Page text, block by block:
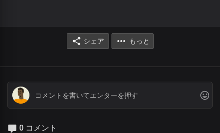
シェア もっと
0 コメント